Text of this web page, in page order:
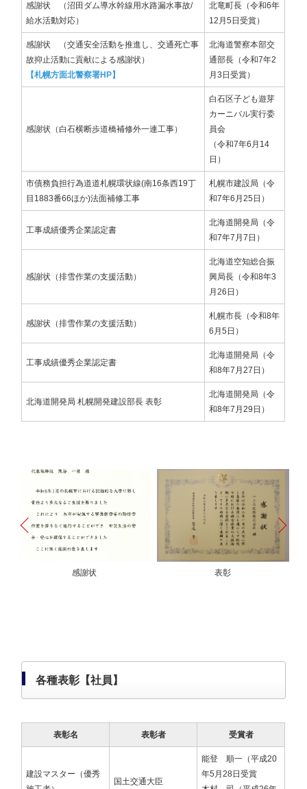
感謝状 （沼田ダム導水幹線用水路漏水事故/
給水活動対応）
北竜町長（令和6年
12月5日受賞）
感謝状 （交通安全活動を推進し、交通死亡事
故抑止活動に貢献による感謝状）
【札幌方面北警察署HP】
北海道警察本部交
通部長（令和7年2
月3日受賞）
感謝状（白石横断歩道橋補修外一連工事）
白石区子ども遊芽
カーニバル実行委
員会
（令和7年6月14
日）
市債務負担行為道道札幌環状線(南16条西19丁
目1883番66ほか)法面補修工事
札幌市建設局（令
和7年6月25日）
工事成績優秀企業認定書
北海道開発局（令
和7年7月7日）
感謝状（排雪作業の支援活動）
北海道空知総合振
興局長（令和8年3
月26日）
感謝状（排雪作業の支援活動）
札幌市長（令和8年
6月5日）
工事成績優秀企業認定書
北海道開発局（令
和8年7月27日）
北海道開発局 札幌開発建設部長 表彰
北海道開発局（令
和8年7月29日）
感謝状 表彰
各種表彰【社員】
表彰名 表彰者 受賞者
建設マスター（優秀
国土交通大臣
能登 順一（平成20
年5月28日受賞